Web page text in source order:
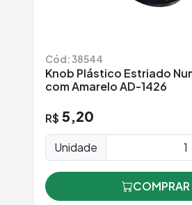
Cód: 38544
Knob Plástico Estriado
com Amarelo AD-1426
R$ 5,20
Unidade
COMPRAR